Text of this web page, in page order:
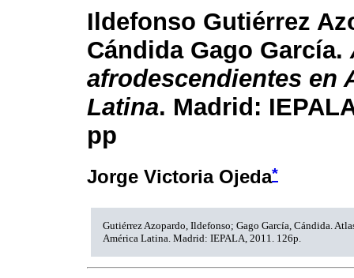
Ildefonso Gutiérrez
Cándida Gago García.
afrodescendientes en
Latina. Madrid:
pp
Jorge Victoria Ojeda*
Gutiérrez Azopardo, Ildefonso; Gago García, Cándida.
América Latina. Madrid: IEPALA, 2011. 126p.